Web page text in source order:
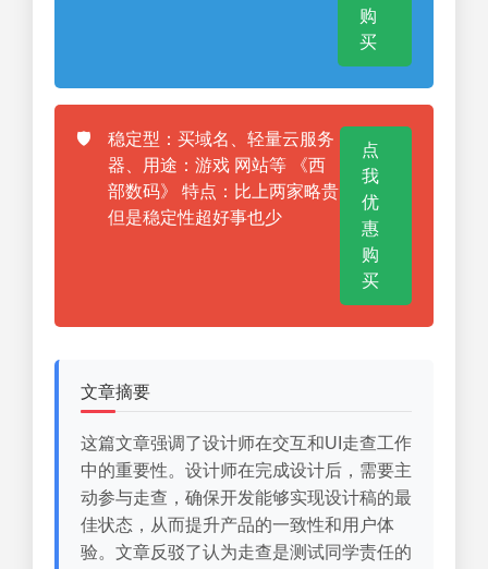
购
买
🛡️
稳定型：买域名、轻量云服务
器、用途：游戏 网站等 《西
部数码》 特点：比上两家略贵
但是稳定性超好事也少
点
我
优
惠
购
买
文章摘要
这篇文章强调了设计师在交互和UI走查工作
中的重要性。设计师在完成设计后，需要主
动参与走查，确保开发能够实现设计稿的最
佳状态，从而提升产品的一致性和用户体
验。文章反驳了认为走查是测试同学责任的